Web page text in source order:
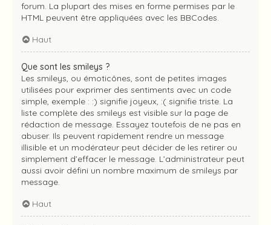
forum. La plupart des mises en forme permises par le
HTML peuvent être appliquées avec les BBCodes.
Haut
Que sont les smileys ?
Les smileys, ou émoticônes, sont de petites images
utilisées pour exprimer des sentiments avec un code
simple, exemple : :) signifie joyeux, :( signifie triste. La
liste complète des smileys est visible sur la page de
rédaction de message. Essayez toutefois de ne pas en
abuser. Ils peuvent rapidement rendre un message
illisible et un modérateur peut décider de les retirer ou
simplement d’effacer le message. L’administrateur peut
aussi avoir défini un nombre maximum de smileys par
message.
Haut